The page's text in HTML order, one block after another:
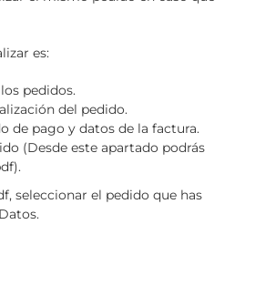
es:
pedidos.
del pedido.
de pago y datos de la factura.
(Desde este apartado podrás
seleccionar el pedido que has